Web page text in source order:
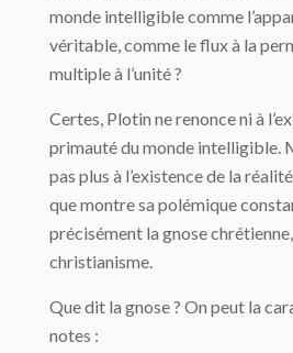
monde intelligible comme
véritable, comme le flux à la
multiple à l’unité ?
Certes, Plotin ne renonce ni à
primauté du monde intelligible.
pas plus à l’existence de la
que montre sa polé­mique
précisément la gnose
chris­tianisme.
Que dit la gnose ? On peut la
notes :